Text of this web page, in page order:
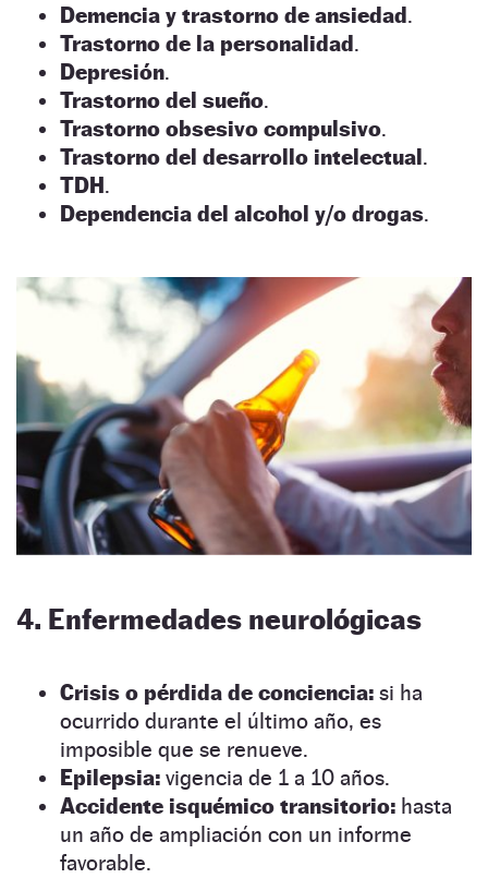
Demencia y trastorno de ansiedad.
Trastorno de la personalidad.
Depresión.
Trastorno del sueño.
Trastorno obsesivo compulsivo.
Trastorno del desarrollo intelectual.
TDH.
Dependencia del alcohol y/o drogas.
4. Enfermedades neurológicas
Crisis o pérdida de conciencia: si ha
ocurrido durante el último año, es
imposible que se renueve.
Epilepsia: vigencia de 1 a 10 años.
Accidente isquémico transitorio: hasta
un año de ampliación con un informe
favorable.